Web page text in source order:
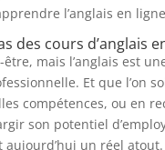
l’anglais en
des cours d’anglais
être, mais l’anglais est
Et que l’on
compétences, ou en
son potentiel
un réel